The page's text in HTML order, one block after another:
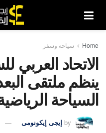
Home سياحة وسفر
الاتحاد العربي
ينظم ملتقى
السياحة
by إيجى إيكونومى